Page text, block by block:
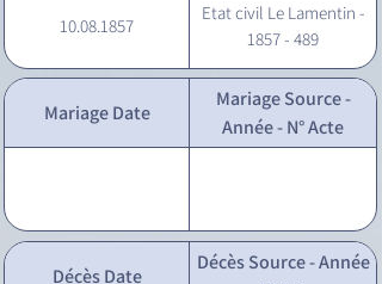
10.08.1857
Etat civil Le Lamentin -
1857 - 489
Mariage Date
Mariage Source -
Année - N° Acte
Décès Date
Décès Source - Année